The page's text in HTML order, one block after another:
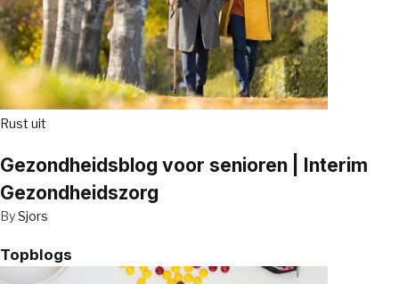
Rust uit
Gezondheidsblog voor senioren | Interim
Gezondheidszorg
BySjors
Topblogs